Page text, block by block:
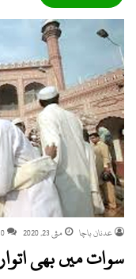
عدنان باچا مئی 23, 2020 0
سوات میں بھی